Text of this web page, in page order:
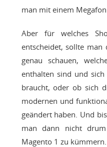
man mit einem
Aber für welches
entscheidet, sollte man
genau schauen,
enthalten sind und
braucht, oder ob sich
modernen und
geändert haben. Und
man dann nicht
Magento 1 zu kümmern.